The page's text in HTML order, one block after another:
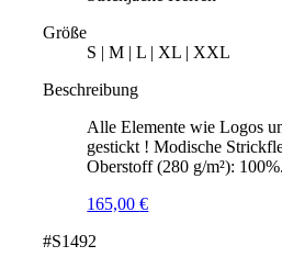
Größe
S | M | L | XL | XXL
Beschreibung
Alle Elemente wie Logos
gestickt ! Modische
Oberstoff (280 g/m²):
165,00€
#S1492